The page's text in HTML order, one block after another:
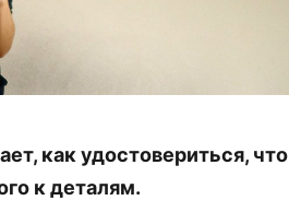
как удостовериться, что
к деталям.